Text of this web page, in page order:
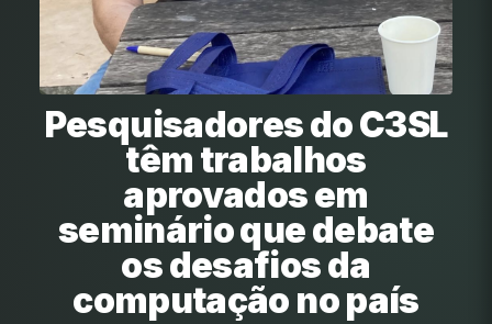
Pesquisadores do C3SL
têm trabalhos
aprovados em
seminário que debate
os desafios da
computação no país